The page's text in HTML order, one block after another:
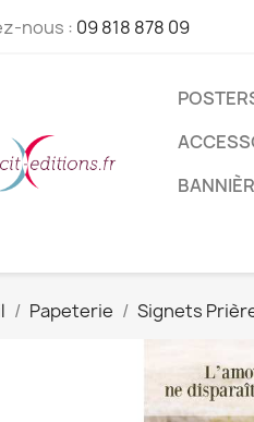
nous : 09 818 878 09
Papeterie Signets